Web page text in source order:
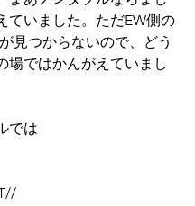
ていました。ただEW側の
見つからないので、どう
場ではかんがえていまし
では